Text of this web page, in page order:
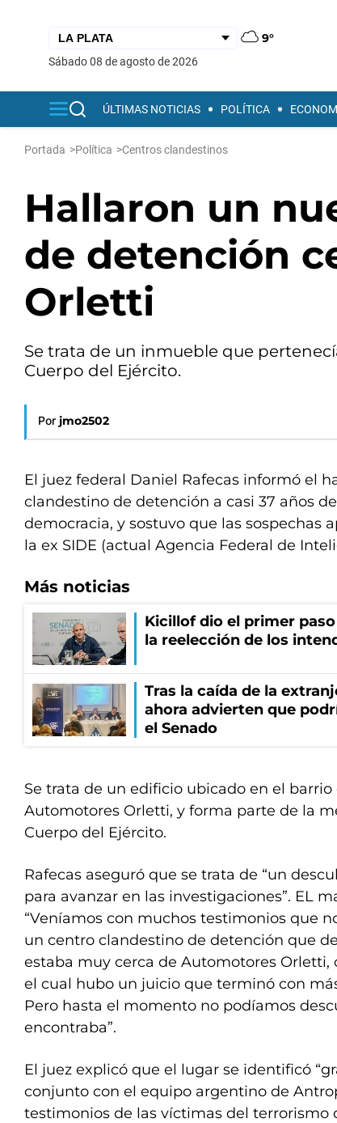
9°
sábado 08 de agosto de 2026
ÚLTIMAS NOTICIAS POLÍTICA
Portada >Política >Centros clandestinos
Hallaron un
de detención
Orletti
Se trata de un inmueble que
Cuerpo del Ejército.
Por jmo2502
El juez federal Daniel Rafecas informó el
clandestino de detención a casi 37 años
democracia, y sostuvo que las sospechas
la ex SIDE (actual Agencia Federal de
Más noticias
Kicillof dio el primer
la reelección de los
Tras la caída de la
ahora advierten que
el Senado
Se trata de un edificio ubicado en el barrio
Automotores Orletti, y forma parte de la
Cuerpo del Ejército.
Rafecas aseguró que se trata de “un
para avanzar en las investigaciones”. EL
“Veníamos con muchos testimonios que
un centro clandestino de detención que
estaba muy cerca de Automotores
el cual hubo un juicio que terminó con
Pero hasta el momento no podíamos
encontraba”.
El juez explicó que el lugar se identificó
conjunto con el equipo argentino de
testimonios de las víctimas del terrorismo